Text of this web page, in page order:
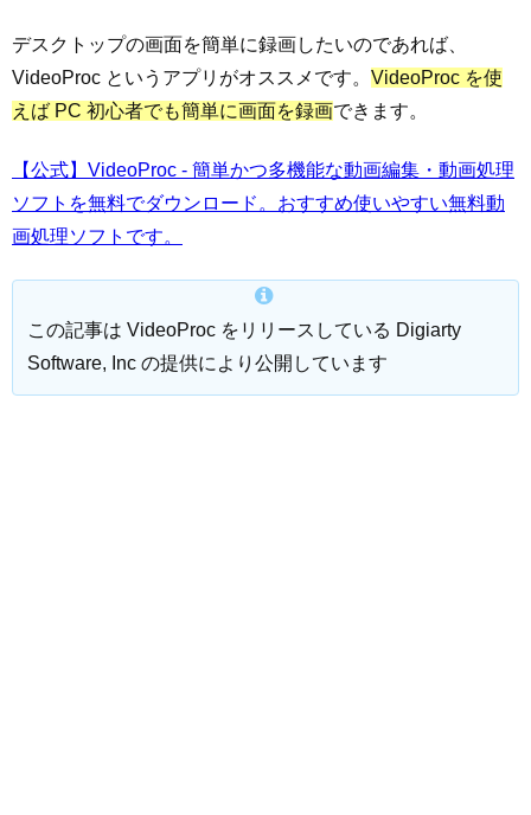
デスクトップの画面を簡単に録画したいのであれば、
VideoProc というアプリがオススメです。 VideoProc を使
えば PC 初心者でも簡単に画面を録画できます。
【公式】VideoProc - 簡単かつ多機能な動画編集・動画処理
ソフトを無料でダウンロード。おすすめ使いやすい無料動
画処理ソフトです。
この記事は VideoProc をリリースしている Digiarty
Software, Inc の提供により公開しています